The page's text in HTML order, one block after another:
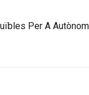
Per A